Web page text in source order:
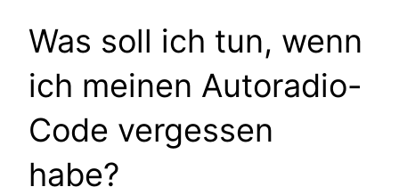
Was soll ich tun, wenn
ich meinen Autoradio-
Code vergessen
habe?